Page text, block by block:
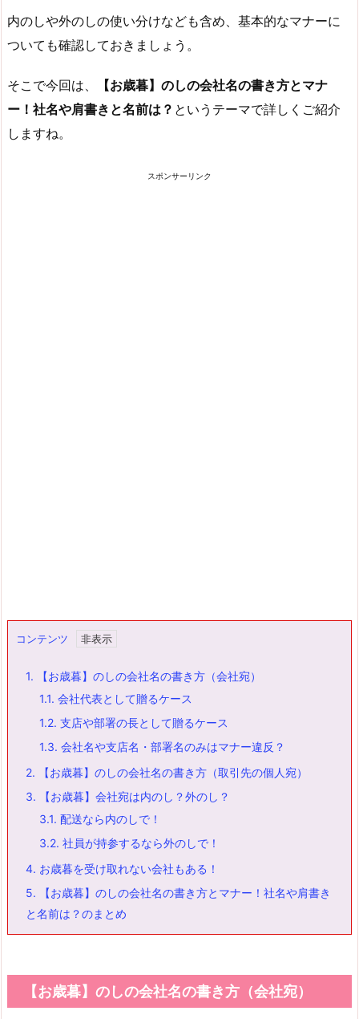
内のしや外のしの使い分けなども含め、基本的なマナーに
ついても確認しておきましょう。
そこで今回は、
【お歳暮】のしの会社名の書き方とマナ
ー！社名や肩書きと名前は？ というテーマで詳しくご紹介
しますね。
スポンサーリンク
コンテンツ
1. 【お歳暮】のしの会社名の書き方（会社宛）
1.1. 会社代表として贈るケース
1.2. 支店や部署の長として贈るケース
1.3. 会社名や支店名・部署名のみはマナー違反？
2. 【お歳暮】のしの会社名の書き方（取引先の個人宛）
3. 【お歳暮】会社宛は内のし？外のし？
3.1. 配送なら内のしで！
3.2. 社員が持参するなら外のしで！
4. お歳暮を受け取れない会社もある！
5. 【お歳暮】のしの会社名の書き方とマナー！社名や肩書き
と名前は？のまとめ
【お歳暮】のしの会社名の書き方（会社宛）